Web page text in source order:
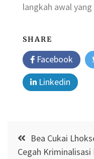
langkah awal
SHARE
Facebook
Linkedin
Post
navigation
Bea Cukai
Cegah Kriminalisasi